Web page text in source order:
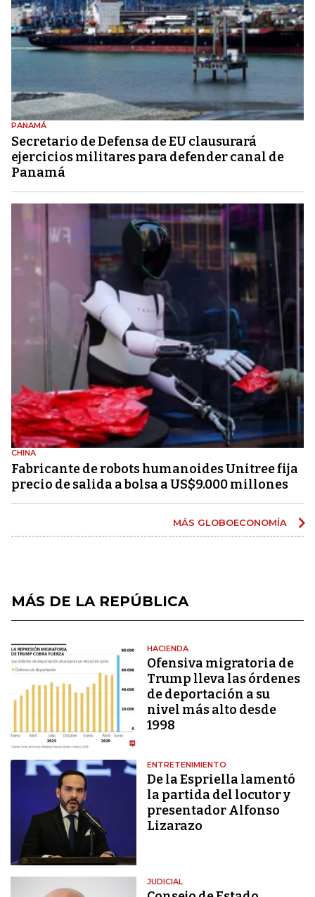
PANAMÁ
Secretario de Defensa de EU clausurará
ejercicios militares para defender canal de
Panamá
CHINA
Fabricante de robots humanoides Unitree fija
precio de salida a bolsa a US$9.000 millones
MÁS GLOBOECONOMÍA
MÁS DE LA REPÚBLICA
HACIENDA
Ofensiva migratoria de
Trump lleva las órdenes
de deportación a su
nivel más alto desde
1998
ENTRETENIMIENTO
De la Espriella lamentó
la partida del locutor y
presentador Alfonso
Lizarazo
JUDICIAL